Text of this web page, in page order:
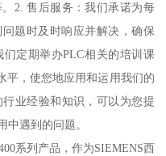
2. 售后服务：我们承诺为每
题时及时响应并解决，确保
定期举办PLC相关的培训课
平，使您地应用和运用我们的
业经验和知识，可以为您提
中遇到的问题。
列产品，作为SIEMENS西